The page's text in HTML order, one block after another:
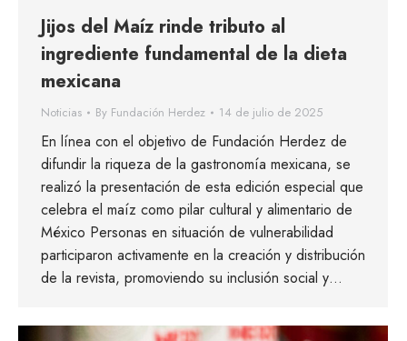
Jijos del Maíz rinde tributo al
ingrediente fundamental de la dieta
mexicana
Noticias By Fundación Herdez 14 de julio de 2025
En línea con el objetivo de Fundación Herdez de
difundir la riqueza de la gastronomía mexicana, se
realizó la presentación de esta edición especial que
celebra el maíz como pilar cultural y alimentario de
México Personas en situación de vulnerabilidad
participaron activamente en la creación y distribución
de la revista, promoviendo su inclusión social y…